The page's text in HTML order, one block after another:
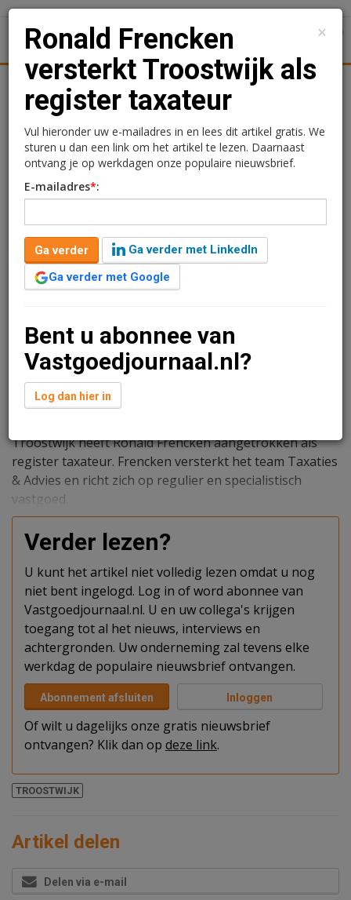
Juridisch | Fiscaal Werk
Ronald Frencken
versterkt Troostwijk als
register taxateur
Redactie 9 juli 2026 om 10:42
Troostwijk heeft Ronald Frencken aangetrokken als
register taxateur. Frencken versterkt het team Taxaties
& Advies en richt zich op regulier en specialistisch
vastgoed.
Verder lezen?
U kunt het artikel niet volledig lezen omdat u nog
niet bent ingelogd. Log in of word abonnee van
Vastgoedjournaal.nl. U en uw collega's krijgen
toegang tot al het nieuws, interviews en
achtergronden. Uw onderneming zal tevens elke
werkdag de populaire nieuwsbrief ontvangen.
Abonnement afsluiten Inloggen
Of wilt u dagelijks onze gratis nieuwsbrief
ontvangen? Klik dan op deze link.
TROOSTWIJK
Artikel delen
Delen via e-mail
×
Ronald Frencken
versterkt Troostwijk als
register taxateur
Vul hieronder uw e-mailadres in en lees dit artikel gratis. We
sturen u dan een link om het artikel te lezen. Daarnaast
ontvang je op werkdagen onze populaire nieuwsbrief.
E-mailadres*:
Ga verder
Ga verder met LinkedIn
Ga verder met Google
Bent u abonnee van
Vastgoedjournaal.nl?
Log dan hier in